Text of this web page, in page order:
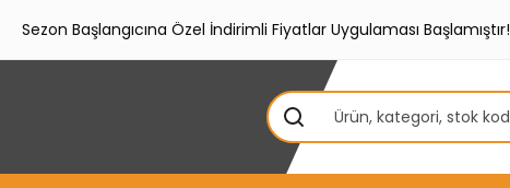
Sezon Başlangıcına Özel İndirimli Fiyatlar Uygulaması Başlamıştır!